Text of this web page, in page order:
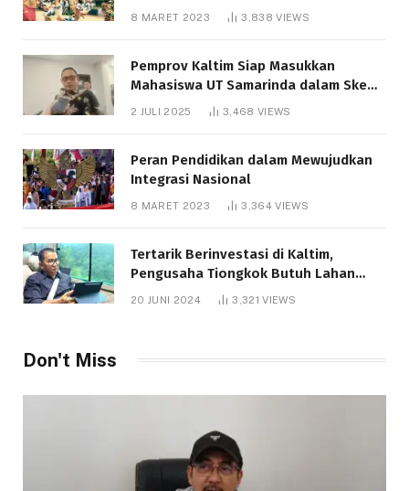
8 MARET 2023 3,838VIEWS
Pemprov Kaltim Siap Masukkan
Mahasiswa UT Samarinda dalam Skema
Bantuan Pendidikan Gratispol
2 JULI 2025 3,468 VIEWS
Peran Pendidikan dalam Mewujudkan
Integrasi Nasional
8 MARET 2023 3,364VIEWS
Tertarik Berinvestasi di Kaltim,
Pengusaha Tiongkok Butuh Lahan
1.000 Hektare
20 JUNI 2024 3,321VIEWS
Don't Miss